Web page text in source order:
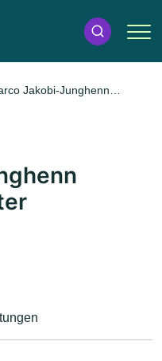
Jakobi-Junghenn